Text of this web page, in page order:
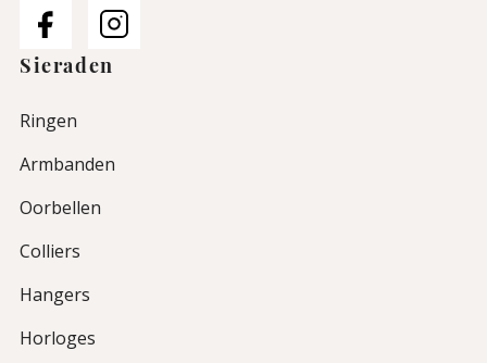
Sieraden
Ringen
Armbanden
Oorbellen
Colliers
Hangers
Horloges